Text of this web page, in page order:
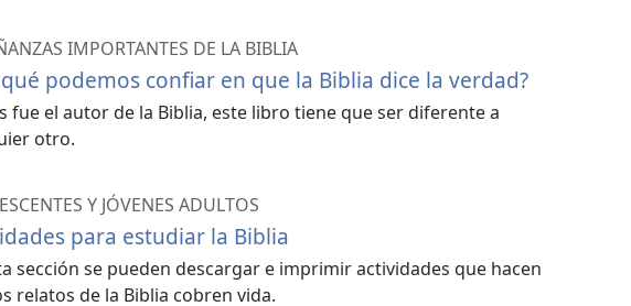
IMPORTANTES DE LA BIBLIA
podemos confiar en que la Biblia dice la verdad?
fue el autor de la Biblia, este libro tiene que ser diferente a
otro.
Y JÓVENES ADULTOS
para estudiar la Biblia
sección se pueden descargar e imprimir actividades que hacen
relatos de la Biblia cobren vida.